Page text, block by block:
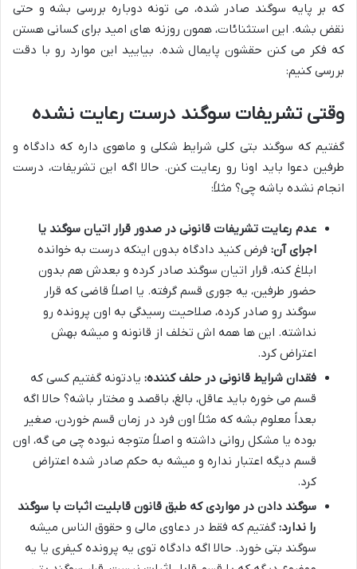
که بر پایه سوگند صادر شده، می تونه دوباره بررسی بشه و حتی
نقض بشه. این استثنائات، همون روزنه های امید برای کسانی هستن
که فکر می کنن حقشون پایمال شده. بیایید این موارد رو با دقت
بررسی کنیم:
وقتی تشریفات سوگند درست رعایت نشده
گفتیم که سوگند بتی کلی شرایط شکلی و ماهوی داره که دادگاه و
طرفین دعوا باید اونا رو رعایت کنن. حالا اگه این تشریفات، درست
انجام نشده باشه چی؟ مثلاً:
عدم رعایت تشریفات قانونی در صدور قرار اتیان سوگند یا
اجرای آن: فرض کنید دادگاه بدون اینکه درست به خوانده
ابلاغ کنه، قرار اتیان سوگند صادر کرده و بعدش هم بدون
حضور طرفین، یه جوری قسم گرفته. یا اصلاً قاضی که قرار
سوگند رو صادر کرده، صلاحیت رسیدگی به اون پرونده رو
نداشته. این ها همه اش تخلف از قانونه و میشه بهش
اعتراض کرد.
فقدان شرایط قانونی در حلف کننده: یادتونه گفتیم کسی که
قسم می خوره باید عاقل، بالغ، باقصد و مختار باشه؟ حالا اگه
بعداً معلوم بشه که مثلاً اون فرد در زمان قسم خوردن، صغیر
بوده یا مشکل روانی داشته و اصلاً متوجه نبوده چی می گه، اون
قسم دیگه اعتبار نداره و میشه به حکم صادر شده اعتراض
کرد.
سوگند دادن در مواردی که طبق قانون قابلیت اثبات با سوگند
را ندارد: گفتیم که فقط در دعاوی مالی و حقوق الناس میشه
سوگند بتی خورد. حالا اگه دادگاه توی یه پرونده کیفری یا یه